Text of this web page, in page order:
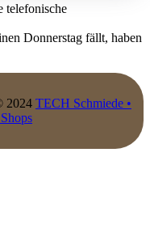
telefonische
Donnerstag fällt, haben
2024 TECH Schmiede •